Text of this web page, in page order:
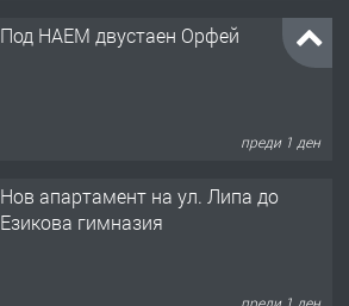
Под НАЕМ двустаен Орфей
преди 1 ден
Нов апартамент на ул. Липа до
Езикова гимназия